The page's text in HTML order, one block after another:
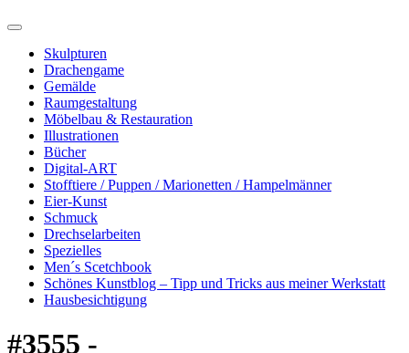
Skulpturen
Drachengame
Gemälde
Raumgestaltung
Möbelbau & Restauration
Illustrationen
Bücher
Digital-ART
Stofftiere / Puppen / Marionetten / Hampelmänner
Eier-Kunst
Schmuck
Drechselarbeiten
Spezielles
Men´s Scetchbook
Schönes Kunstblog – Tipp und Tricks aus meiner Werkstatt
Hausbesichtigung
#3555 -